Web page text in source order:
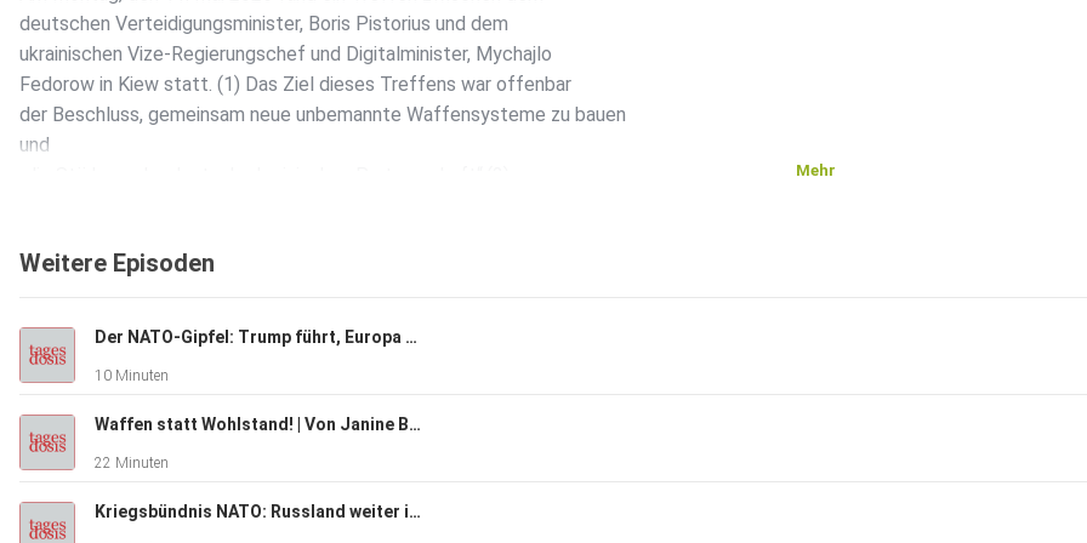
deutschen Verteidigungsminister, Boris Pistorius und dem
ukrainischen Vize-Regierungschef und Digitalminister, Mychajlo
Fedorow in Kiew statt. (1) Das Ziel dieses Treffens war offenbar
der Beschluss, gemeinsam neue unbemannte Waffensysteme zu bauen
und
„modernster unbemannter Systeme in allen Reichweiten, gerade
[stärken werde].“(3)
Deep Strike
Angriffsziele mit sehr hoher Präzision aus sehr weiter Entfernung
Mehr
Weitere Episoden
Der NATO-Gipfel: Trump führt, Europa folgt | Von Rainer Rupp
10 Minuten
Waffen statt Wohlstand! | Von Janine Beicht
22 Minuten
Kriegsbündnis NATO: Russland weiter im Visier | Von Tilo Gräser